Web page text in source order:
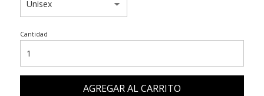
Cantidad
AGREGAR AL CARRITO